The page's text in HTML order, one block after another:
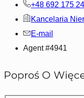
+48 692 175
Kancelaria
E-mail
Agent #4941
Poproś O